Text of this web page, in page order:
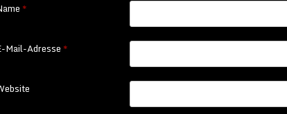
*
Mail-Adresse*